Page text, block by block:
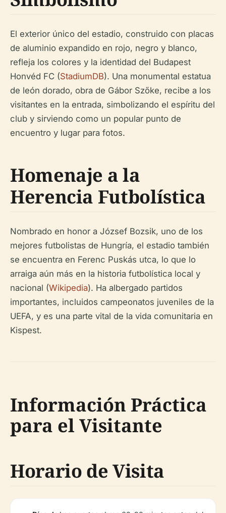
El exterior único del estadio, construido con placas
de aluminio expandido en rojo, negro y blanco,
refleja los colores y la identidad del Budapest
Honvéd FC (StadiumDB). Una monumental estatua
de león dorado, obra de Gábor Szőke, recibe a los
visitantes en la entrada, simbolizando el espíritu del
club y sirviendo como un popular punto de
encuentro y lugar para fotos.
Homenaje a la
Herencia Futbolística
Nombrado en honor a József Bozsik, uno de los
mejores futbolistas de Hungría, el estadio también
se encuentra en Ferenc Puskás utca, lo que lo
arraiga aún más en la historia futbolística local y
nacional (Wikipedia). Ha albergado partidos
importantes, incluidos campeonatos juveniles de la
UEFA, y es una parte vital de la vida comunitaria en
Kispest.
Información Práctica
para el Visitante
Horario de Visita